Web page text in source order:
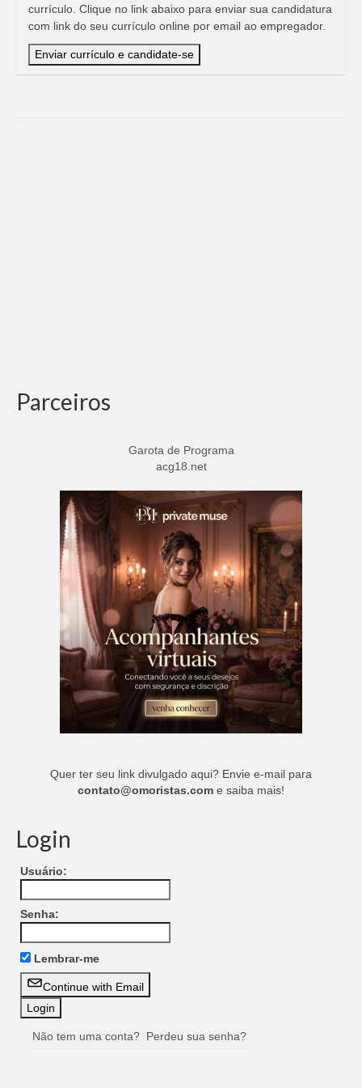
currículo. Clique no link abaixo para enviar sua candidatura
com link do seu currículo online por email ao empregador.
Parceiros
Garota de Programa
acg18.net
Quer ter seu link divulgado aqui? Envie e-mail para
contato@omoristas.com e saiba mais!
Login
Usuário:
Senha:
Lembrar-me
Continue with Email
Não tem uma conta? Perdeu sua senha?